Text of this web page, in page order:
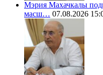
Мэрия Махачкалы
масш… 07.08.2026